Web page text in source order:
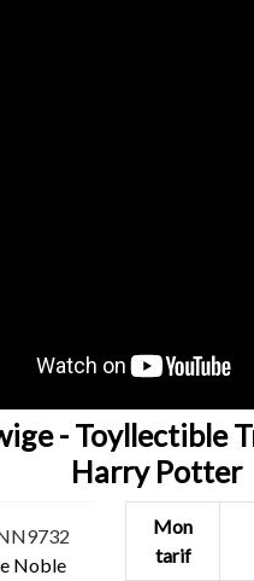
- Toyllectible
Harry Potter
Noble
Mon
tarif